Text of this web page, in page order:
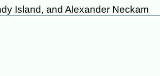
Island, and Alexander Neckam